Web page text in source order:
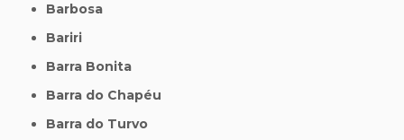
Barbosa
Bariri
Barra Bonita
Barra do Chapéu
Barra do Turvo